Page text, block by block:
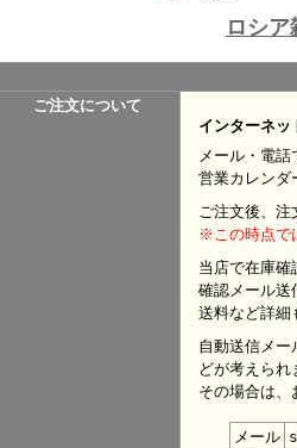
ロシ
ご注文について
インターネッ
メール・電話
営業カレンダ
ご注文後、注
※この時点で
当店で在庫確
確認メール送
送料など詳細
自動送信メー
どが考えられ
その場合は、
メール